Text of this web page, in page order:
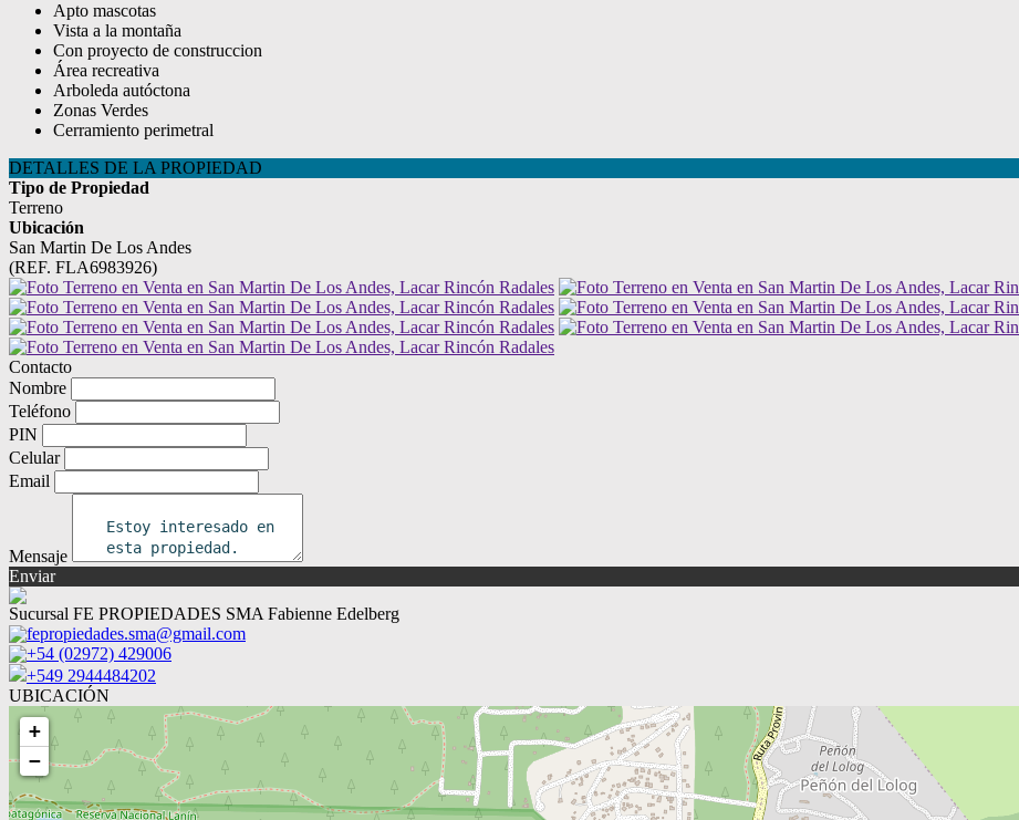
Apto mascotas
Vista a la montaña
Con proyecto de construccion
Área recreativa
Arboleda autóctona
Zonas Verdes
Cerramiento perimetral
DETALLES DE LA PROPIEDAD
Tipo de Propiedad
Terreno
Ubicación
San Martin De Los Andes
(REF. FLA6983926)
Contacto
Nombre
Teléfono
PIN
Celular
Email
Mensaje
Enviar
Sucursal FE PROPIEDADES SMA Fabienne Edelberg
fepropiedades.sma@gmail.com
+54 (02972) 429006
+549 2944484202
UBICACIÓN
+
−